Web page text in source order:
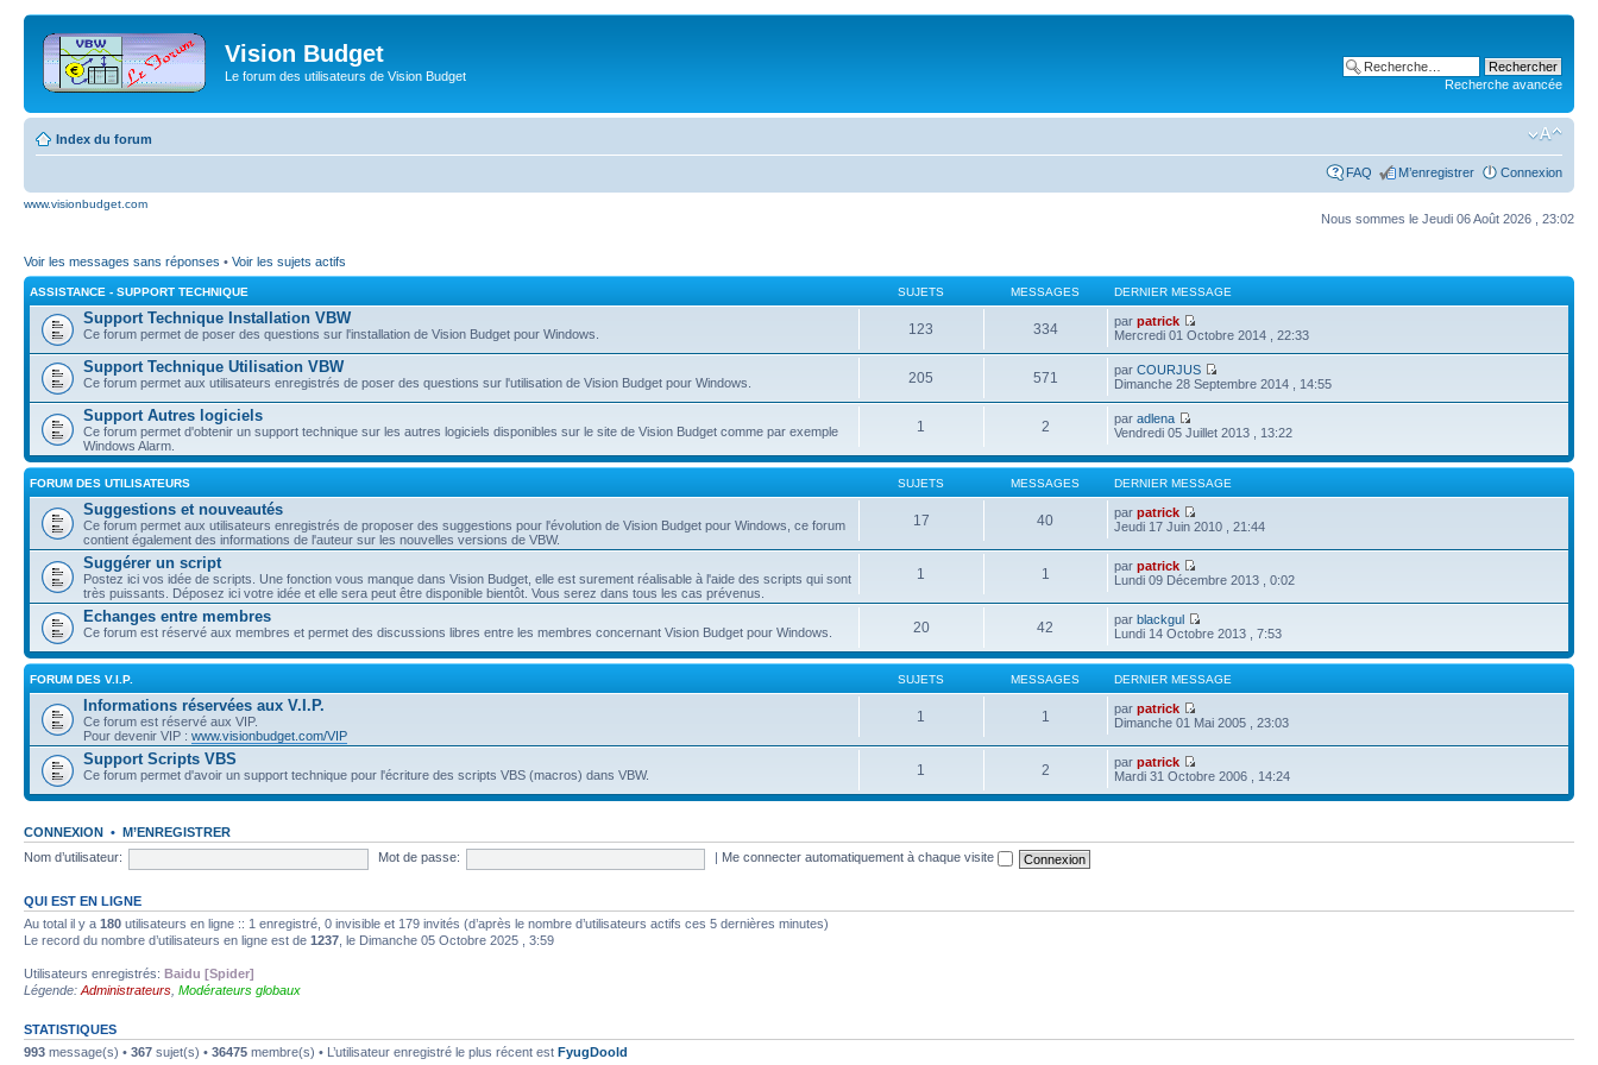
Vision Budget
Le forum des utilisateurs de Vision Budget
Recherche avancée
Index du forum
FAQ M’enregistrer Connexion
www.visionbudget.com
Nous sommes le Jeudi 06 Août 2026 , 23:02
Voir les messages sans réponses • Voir les sujets actifs
ASSISTANCE - SUPPORT TECHNIQUE SUJETS MESSAGES DERNIER MESSAGE
Support Technique Installation VBW
Ce forum permet de poser des questions sur l'installation de Vision Budget pour Windows. 123 334 parpatrick
Mercredi 01 Octobre 2014 , 22:33
Support Technique Utilisation VBW
Ce forum permet aux utilisateurs enregistrés de poser des questions sur l'utilisation de Vision Budget pour Windows. 205 571 parCOURJUS
Dimanche 28 Septembre 2014 , 14:55
Support Autres logiciels
Ce forum permet d'obtenir un support technique sur les autres logiciels disponibles sur le site de Vision Budget comme par exemple
Windows Alarm.
1 2 paradlena
Vendredi 05 Juillet 2013 , 13:22
FORUM DES UTILISATEURS SUJETS MESSAGES DERNIER MESSAGE
Suggestions et nouveautés
Ce forum permet aux utilisateurs enregistrés de proposer des suggestions pour l'évolution de Vision Budget pour Windows, ce forum
contient également des informations de l'auteur sur les nouvelles versions de VBW.
17 40 parpatrick
Jeudi 17 Juin 2010 , 21:44
Suggérer un script
Postez ici vos idée de scripts. Une fonction vous manque dans Vision Budget, elle est surement réalisable à l'aide des scripts qui sont
très puissants. Déposez ici votre idée et elle sera peut être disponible bientôt. Vous serez dans tous les cas prévenus.
1 1 parpatrick
Lundi 09 Décembre 2013 , 0:02
Echanges entre membres
Ce forum est réservé aux membres et permet des discussions libres entre les membres concernant Vision Budget pour Windows. 20 42 parblackgul
Lundi 14 Octobre 2013 , 7:53
FORUM DES V.I.P. SUJETS MESSAGES DERNIER MESSAGE
Informations réservées aux V.I.P.
Ce forum est réservé aux VIP.
Pour devenir VIP : www.visionbudget.com/VIP
1 1 parpatrick
Dimanche 01 Mai 2005 , 23:03
Support Scripts VBS
Ce forum permet d'avoir un support technique pour l'écriture des scripts VBS (macros) dans VBW. 1 2 parpatrick
Mardi 31 Octobre 2006 , 14:24
CONNEXION • M’ENREGISTRER
Nom d’utilisateur:
Mot de passe: Me connecter automatiquement à chaque visite
QUI EST EN LIGNE
Au total il y a 180 utilisateurs en ligne :: 1 enregistré, 0 invisible et 179 invités (d’après le nombre d’utilisateurs actifs ces 5 dernières minutes)
Le record du nombre d’utilisateurs en ligne est de 1237 , le Dimanche 05 Octobre 2025 , 3:59
Utilisateurs enregistrés: Baidu [Spider]
Légende: Administrateurs Modérateurs globaux
STATISTIQUES
993 message(s) • 367 sujet(s) • 36475 membre(s) • L’utilisateur enregistré le plus récent est FyugDoold